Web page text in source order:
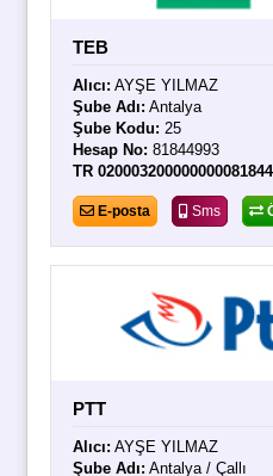
TEB
Alıcı: AYŞE YILMAZ
Şube Adı: Antalya
Şube Kodu: 25
Hesap No: 81844993
TR
E-posta Sms
PTT
Alıcı: AYŞE YILMAZ
Şube Adı: Antalya / Çallı